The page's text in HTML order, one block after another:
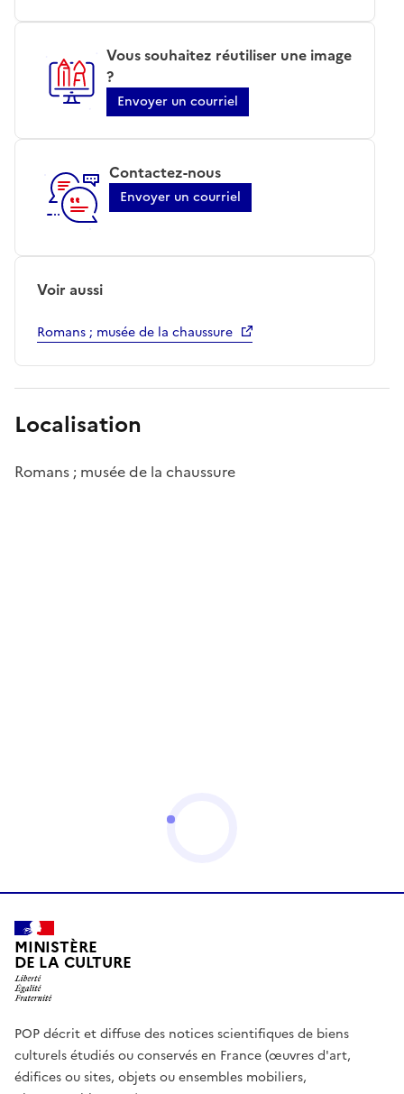
Vous souhaitez réutiliser une image
?
Envoyer un courriel
Contactez-nous
Envoyer un courriel
Voir aussi
Romans ; musée de la chaussure
Localisation
Romans ; musée de la chaussure
MINISTÈRE
DE LA CULTURE
POP décrit et diffuse des notices scientifiques de biens
culturels étudiés ou conservés en France (œuvres d'art,
édifices ou sites, objets ou ensembles mobiliers,